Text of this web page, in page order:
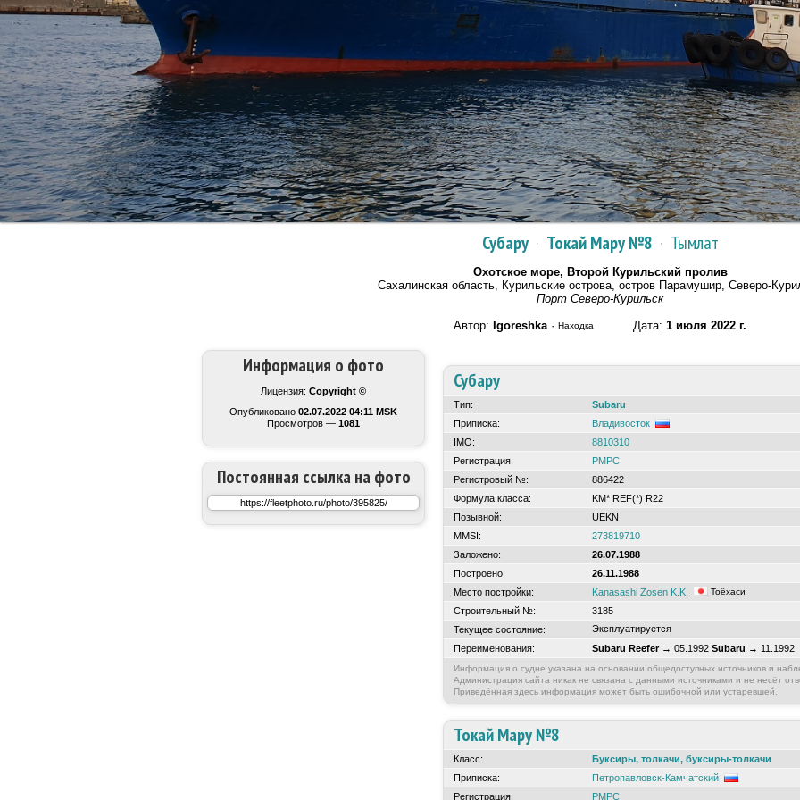
Субару· Токай Мару №8 · Тымлат
Охотское море, Второй Курильский пролив
Сахалинская область, Курильские острова, остров Парамушир, Северо-
Порт Северо-Курильск
Автор: Igoreshka· Находка Дата: 1 июля 2022 г.
Информация о фото
Лицензия: Copyright ©
Опубликовано 02.07.2022 04:11 MSK
Просмотров — 1081
Постоянная ссылка на фото
Субару
Тип:
Subaru
Приписка:
Владивосток
IMO:
8810310
Регистрация:
РМРС
Регистровый №:
886422
Формула класса:
KM* REF(*) R22
Позывной:
UEKN
MMSI:
273819710
Заложено:
26.07.1988
Построено:
26.11.1988
Место постройки:
Kanasashi Zosen K.K. Тоёхаси
Строительный №:
3185
Текущее состояние:
Эксплуатируется
Переименования:
Subaru Reefer→ 05.1992 Subaru → 11.1992
Информация о судне указана на основании общедоступных источников и
Администрация сайта никак не связана с данными источниками и не несёт
Приведённая здесь информация может быть ошибочной или устаревшей.
Токай Мару №8
Класс:
Буксиры, толкачи, буксиры-толкачи
Приписка:
Петропавловск-Камчатский
Регистрация:
РМРС